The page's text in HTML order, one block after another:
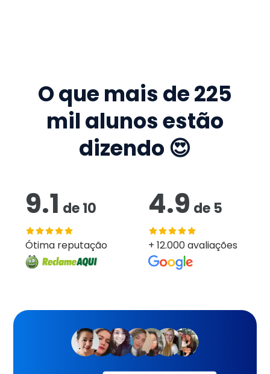
O que mais de225
mil alunos estão
dizendo 😍
9.1 de10
Ótima reputação
4.9 de 5
+ 12.000 avaliações